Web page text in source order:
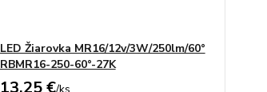
LED Žiarovka MR16/12v/3W/250lm/60°
RBMR16-250-60°-27K
13,25 €